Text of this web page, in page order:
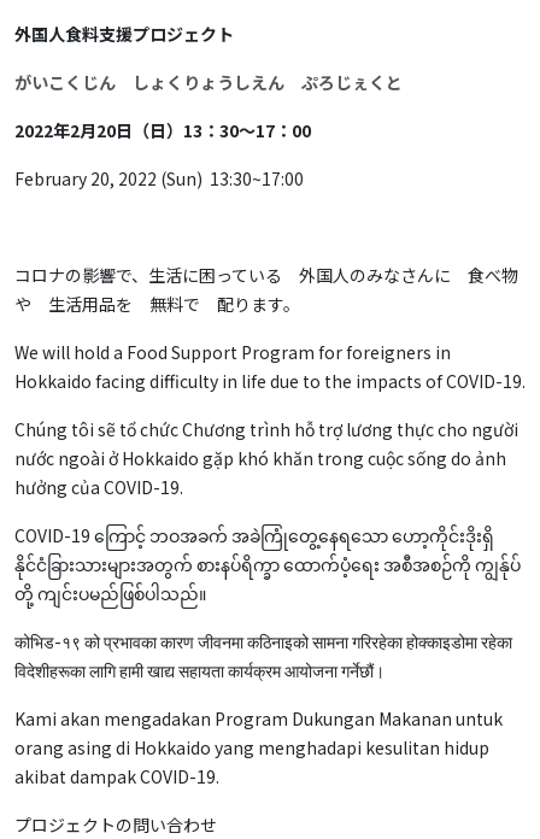
外国人食料支援プロジェクト
がいこくじん しょくりょうしえん ぷろじぇくと
2022年2月20日（日）13：30～17：00
February 20, 2022 (Sun) 13:30~17:00
コロナの影響で、生活に困っている 外国人のみなさんに 食べ物
や 生活用品を 無料で 配ります。
We will hold a Food Support Program for foreigners in
Hokkaido facing difficulty in life due to the impacts of COVID-19.
Chúng tôi sẽ tổ chức Chương trình hỗ trợ lương thực cho người
nước ngoài ở Hokkaido gặp khó khăn trong cuộc sống do ảnh
hưởng của COVID-19.
COVID-19 ကြောင့် ဘဝအခက် အခဲကြုံတွေ့နေရသော ဟော့ကိုင်းဒိုးရှိ
နိုင်ငံခြားသားများအတွက် စားနပ်ရိက္ခာ ထောက်ပံ့ရေး အစီအစဉ်ကို ကျွန်ုပ်
တို့ ကျင်းပမည်ဖြစ်ပါသည်။
कोभिड-१९ को प्रभावका कारण जीवनमा कठिनाइको सामना गरिरहेका होक्काइडोमा रहेका
विदेशीहरूका लागि हामी खाद्य सहायता कार्यक्रम आयोजना गर्नेछौं।
Kami akan mengadakan Program Dukungan Makanan untuk
orang asing di Hokkaido yang menghadapi kesulitan hidup
akibat dampak COVID-19.
プロジェクトの問い合わせ